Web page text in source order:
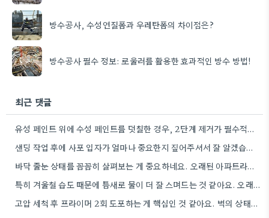
방수공사, 수성연질폼과 우레탄폼의 차이점은?
방수공사 필수 정보: 로울러를 활용한 효과적인 방수 방법!
최근 댓글
유성 페인트 위에 수성 페인트를 덧칠한 경우, 2단계 제거가 필수적이라는 점을 강조해야겠네요.
샌딩 작업 후에 사포 입자가 얼마나 중요한지 짚어주셔서 잘 알겠습니다. 특히 얇은 사포를 여러 번…
바닥 줄눈 상태를 꼼꼼히 살펴보는 게 중요하네요. 오래된 아파트라면 줄눈부터 망가지기 쉬울 것 같아요.
특히 겨울철 습도 때문에 틈새로 물이 더 잘 스며드는 것 같아요. 오래된 건물일수록 이런 부분에…
고압 세척 후 프라이머 2회 도포하는 게 핵심인 것 같아요. 벽의 상태에 따라 흡수율이 달라지니까,…